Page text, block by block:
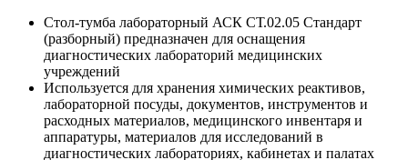
Стол-тумба лабораторный АСК СТ.02.05 Стандарт
(разборный) предназначен для оснащения
диагностических лабораторий медицинских
учреждений
Используется для хранения химических реактивов,
лабораторной посуды, документов, инструментов и
расходных материалов, медицинского инвентаря и
аппаратуры, материалов для исследований в
диагностических лабораториях, кабинетах и палатах